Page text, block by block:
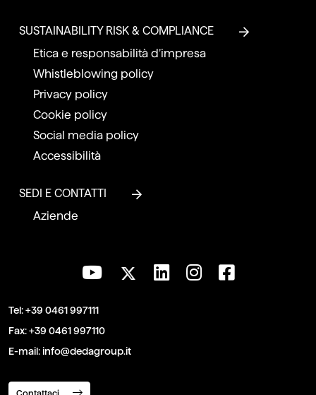
SUSTAINABILITY RISK & COMPLIANCE
Etica e responsabilità d’impresa
Whistleblowing policy
Privacy policy
Cookie policy
Social media policy
Accessibilità
SEDI E CONTATTI
Aziende
Tel:+39 0461 997111
Fax:+39 0461 997110
E-mail:info@dedagroup.it
Contattaci